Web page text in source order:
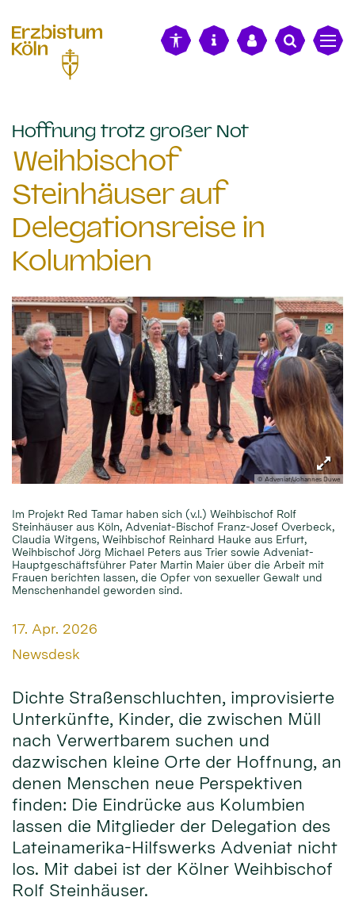
Hoffnung trotz großer Not:
Weihbischof
Steinhäuser auf
Delegationsreise in
Kolumbien
© Adveniat/Johannes Duwe
Im Projekt Red Tamar haben sich (v.l.) Weihbischof Rolf
Steinhäuser aus Köln, Adveniat-Bischof Franz-Josef Overbeck,
Claudia Witgens, Weihbischof Reinhard Hauke aus Erfurt,
Weihbischof Jörg Michael Peters aus Trier sowie Adveniat-
Hauptgeschäftsführer Pater Martin Maier über die Arbeit mit
Frauen berichten lassen, die Opfer von sexueller Gewalt und
Menschenhandel geworden sind.
Datum:
17. Apr. 2026
Von:
Newsdesk
Dichte Straßenschluchten, improvisierte
Unterkünfte, Kinder, die zwischen Müll
nach Verwertbarem suchen und
dazwischen kleine Orte der Hoffnung, an
denen Menschen neue Perspektiven
finden: Die Eindrücke aus Kolumbien
lassen die Mitglieder der Delegation des
Lateinamerika-Hilfswerks Adveniat nicht
los. Mit dabei ist der Kölner Weihbischof
Rolf Steinhäuser.